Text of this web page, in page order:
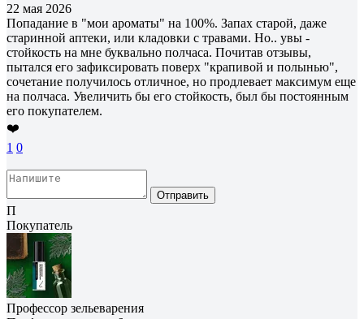
22 мая 2026
Попадание в "мои ароматы" на 100%. Запах старой, даже
старинной аптеки, или кладовки с травами. Но.. увы -
стойкость на мне буквально полчаса. Почитав отзывы,
пытался его зафиксировать поверх "крапивой и полынью",
сочетание получилось отличное, но продлевает максимум еще
на полчаса. Увеличить бы его стойкость, был бы постоянным
его покупателем.
❤️
1 0
Отправить
П
Покупатель
Профессор зельеварения